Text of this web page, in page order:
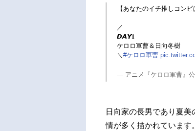
【あなたのイチ推しコンビ
／
𝘿𝘼𝙔𝟏
ケロロ軍曹＆日向冬樹
＼ #ケロロ軍曹
— アニメ『ケロロ軍曹』
日向家の長男であり夏
情が多く描かれています